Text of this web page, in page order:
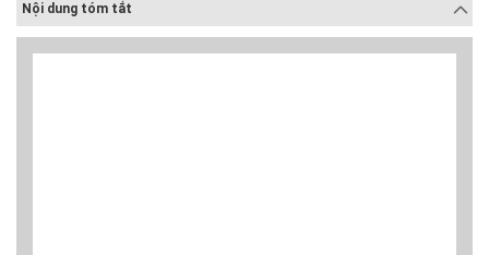
Nội dung tóm tắt